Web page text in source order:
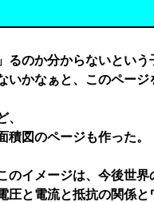
のか分からないという
かなぁと、このページ
、
図のページも作った。
イメージは、今後世界
と電流と抵抗の関係と